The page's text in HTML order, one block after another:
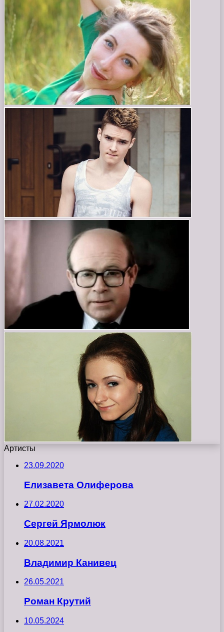
Артисты
23.09.2020
Елизавета Олиферова
27.02.2020
Сергей Ярмолюк
20.08.2021
Владимир Канивец
26.05.2021
Роман Крутий
10.05.2024